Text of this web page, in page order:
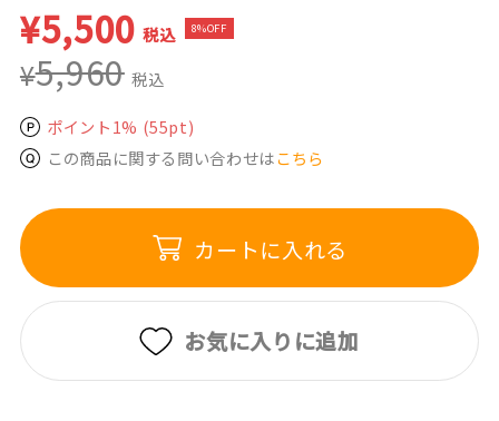
¥5,500 税込 8%OFF
¥5,960 税込
ポイント1% (55pt)
この商品に関する問い合わせはこちら
カートに入れる
お気に入りに追加